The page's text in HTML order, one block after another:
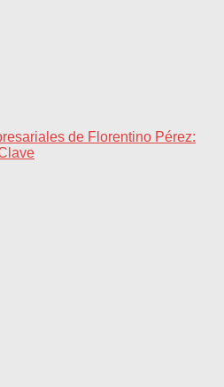
de Florentino Pérez: